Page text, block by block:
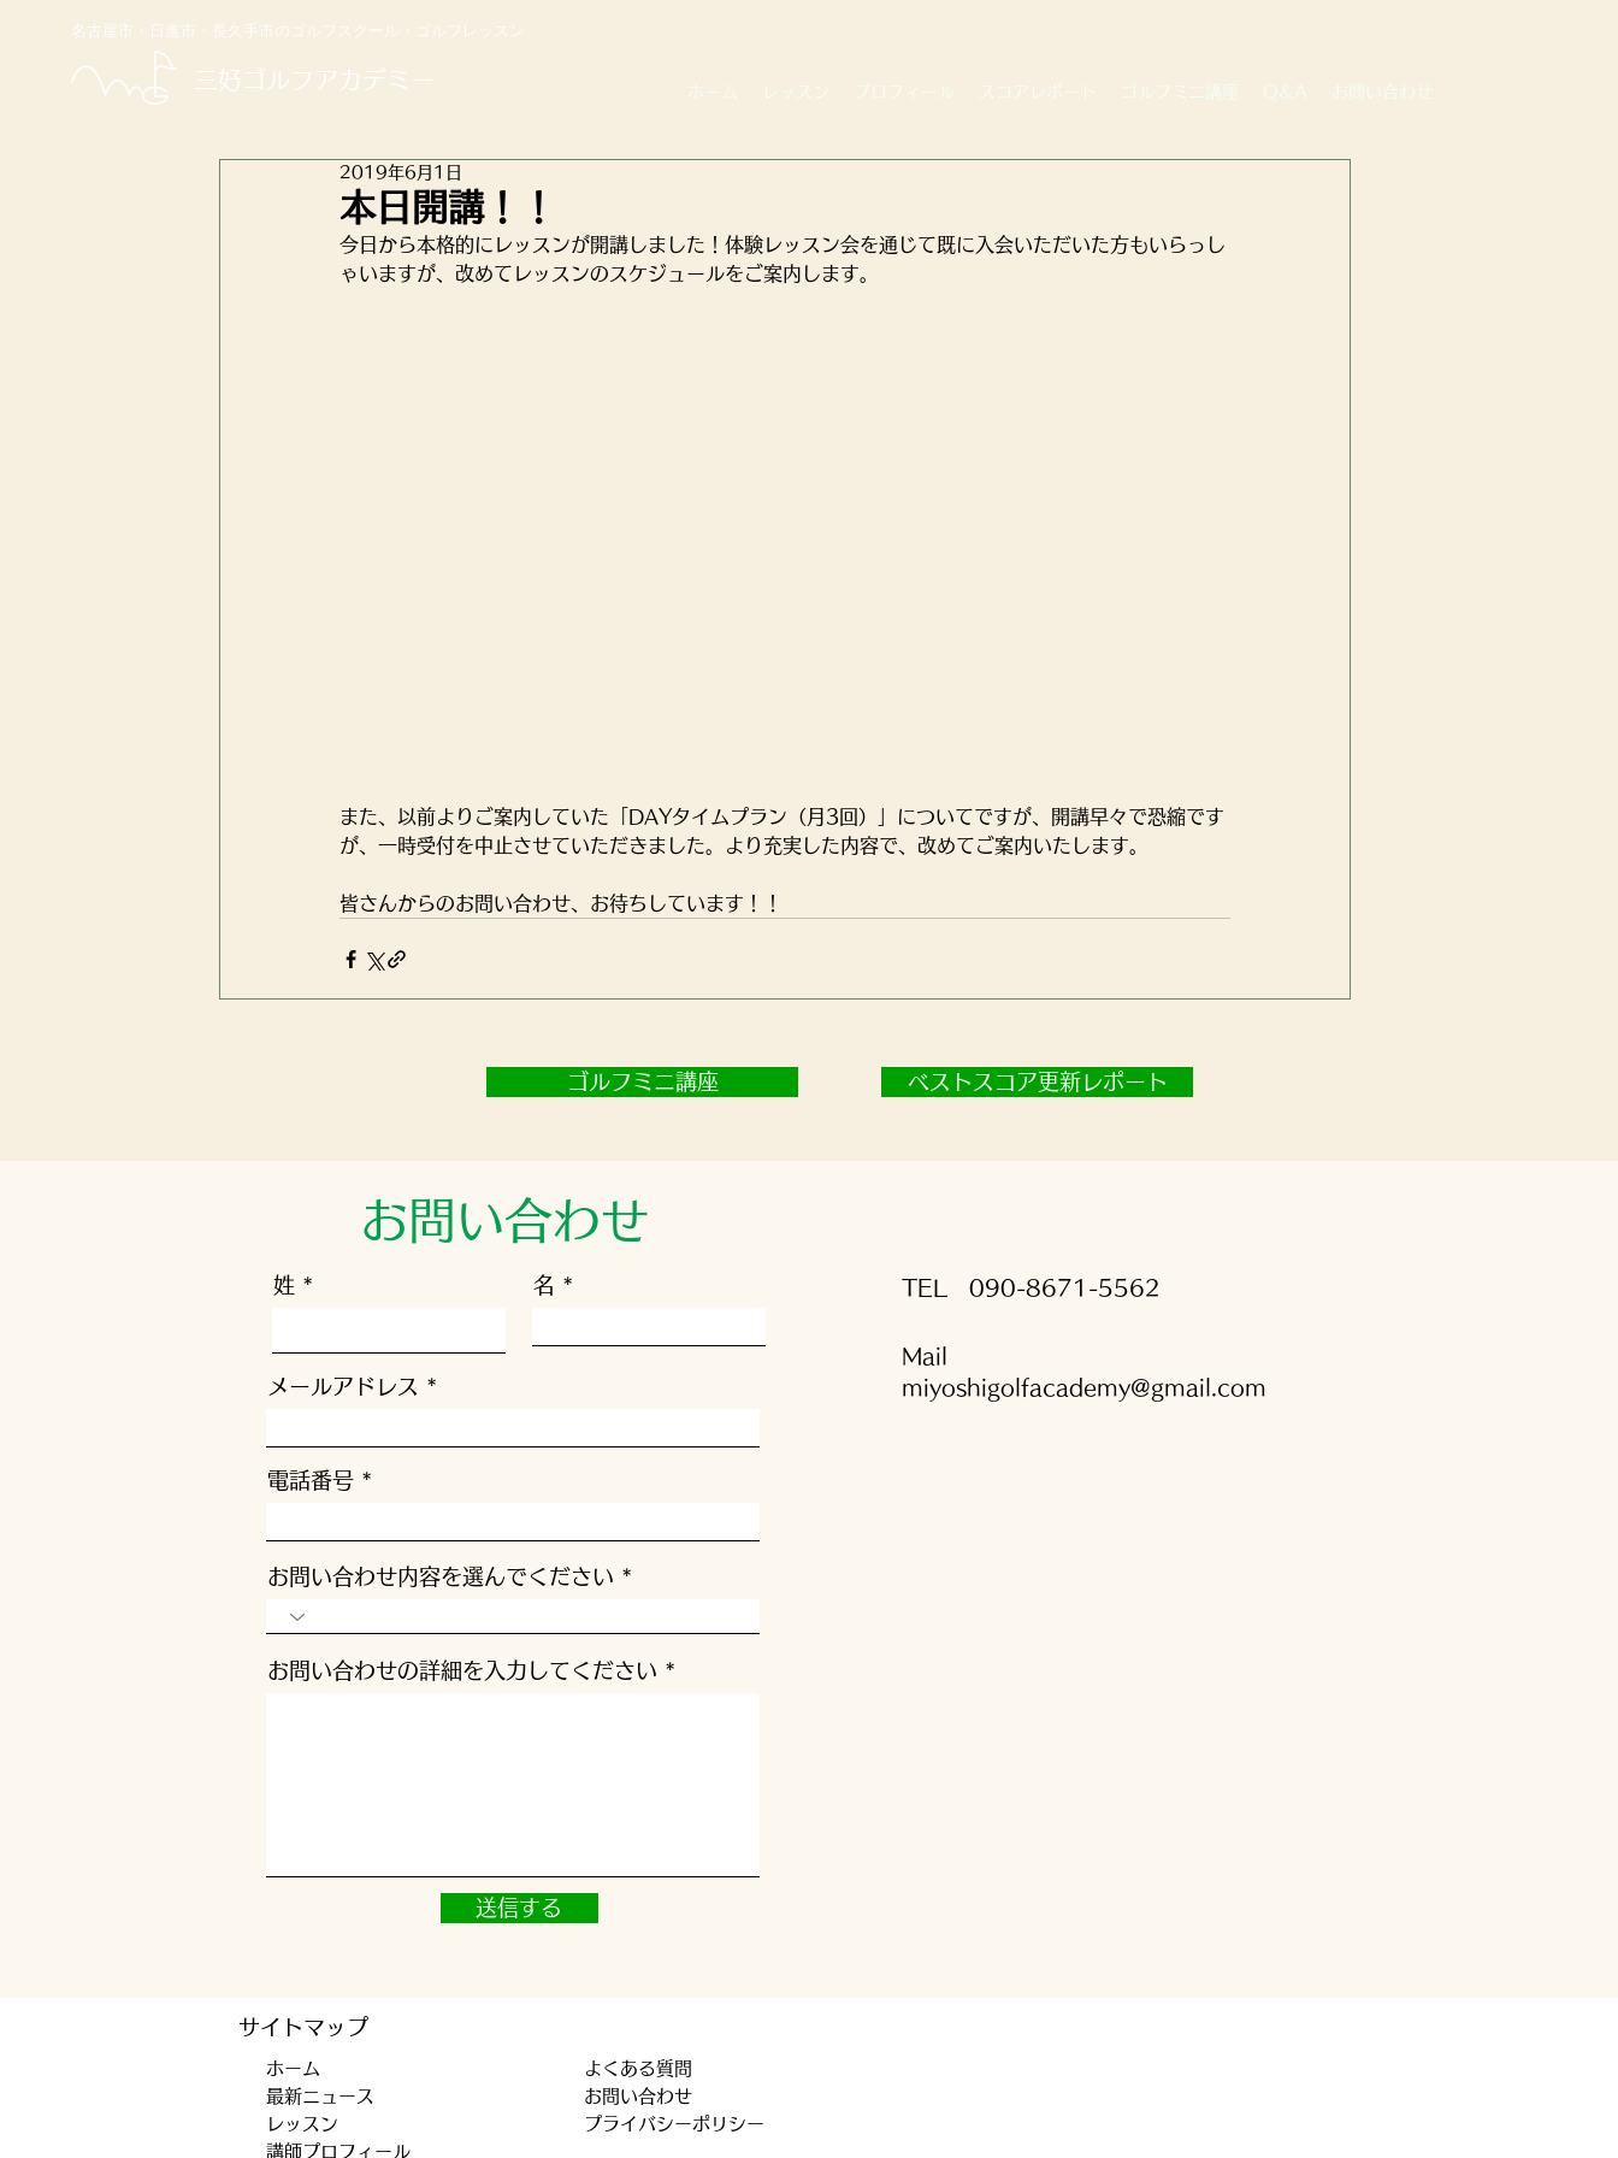
名古屋市・日進市・長久手市のゴルフスクール・ゴルフレッスン
​三好ゴルフアカデミー ホーム レッスン プロフィール スコアレポート ゴルフミニ講座 Q＆A お問い合わせ
本日開講！！
2019年6月1日
今日から本格的にレッスンが開講しました！体験レッスン会を通じて既に入会いただいた方もいらっし
ゃいますが、改めてレッスンのスケジュールをご案内します。
また、以前よりご案内していた「DAYタイムプラン（月3回）」についてですが、開講早々で恐縮です
が、一時受付を中止させていただきました。より充実した内容で、改めてご案内いたします。
皆さんからのお問い合わせ、お待ちしています！！
ゴルフミニ講座 ベストスコア更新レポート
お問い合わせ
姓 名
メールアドレス
電話番号
お問い合わせ内容を選んでください
お問い合わせの詳細を入力してください
送信する
TEL 090-8671-5562
Mail
miyoshigolfacademy@gmail.com
サイトマップ
​ホーム
​最新ニュース
​レッスン
​よくある質問
​お問い合わせ
​プライバシーポリシー
​講師プロフィール